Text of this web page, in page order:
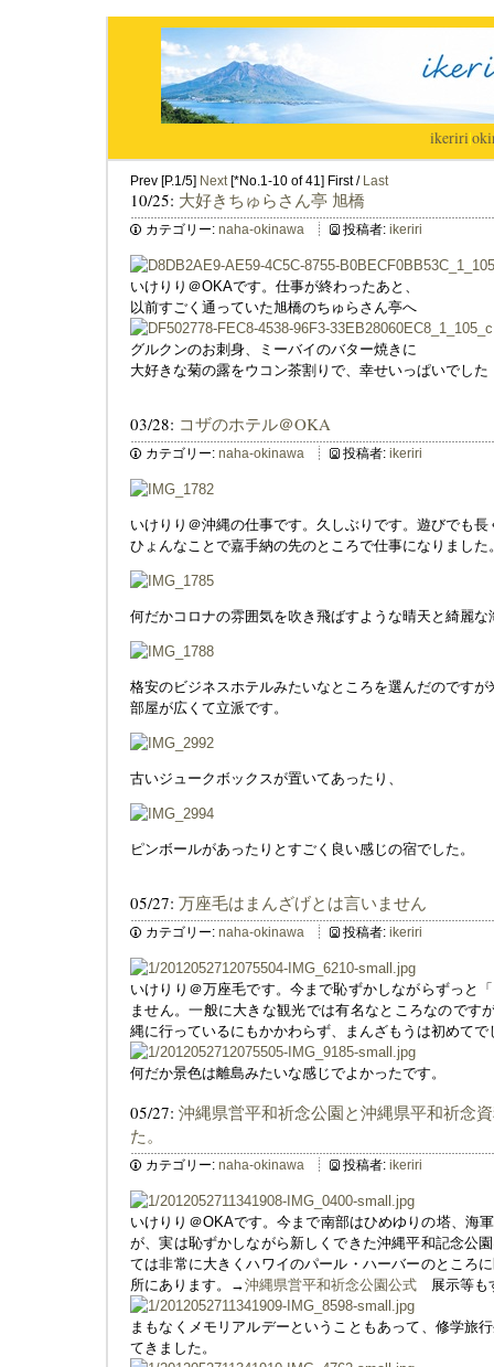
ikeriri|
Prev [P.1/5] Next[*No.1-10 of 41] First / Last
10/25: 大好きちゅらさん亭 旭橋
カテゴリー: naha-okinawa 投稿者: ikeriri
いけりり＠OKAです。仕事が終わったあと、
以前すごく通っていた旭橋のちゅらさん亭へ
グルクンのお刺身、ミーバイのバター焼きに
大好きな菊の露をウコン茶割りで、幸せいっぱいでした
03/28: コザのホテル＠OKA
カテゴリー: naha-okinawa 投稿者: ikeriri
いけりり＠沖縄の仕事です。久しぶりです。遊びでも
ひょんなことで嘉手納の先のところで仕事になりました
何だかコロナの雰囲気を吹き飛ばすような晴天と綺麗な
格安のビジネスホテルみたいなところを選んだのですが
部屋が広くて立派です。
古いジュークボックスが置いてあったり、
ピンボールがあったりとすごく良い感じの宿でした。
05/27: 万座毛はまんざげとは言いません
カテゴリー: naha-okinawa 投稿者: ikeriri
いけりり＠万座毛です。今まで恥ずかしながらずっと
ません。一般に大きな観光では有名なところなのです
縄に行っているにもかかわらず、まんざもうは初めてで
何だか景色は離島みたいな感じでよかったです。
05/27: 沖縄県営平和祈念公園と沖縄県平和祈念
た。
カテゴリー: naha-okinawa 投稿者: ikeriri
いけりり＠OKAです。今まで南部はひめゆりの塔、海
が、実は恥ずかしながら新しくできた沖縄平和記念公
ては非常に大きくハワイのパール・ハーバーのところ
所にあります。→沖縄県営平和祈念公園公式 展示等も
まもなくメモリアルデーということもあって、修学旅
てきました。